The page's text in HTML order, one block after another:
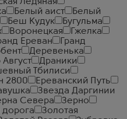
Белый аист
Белый
Беш Кудук
Бугульма
Воронецкая
Гжелка
Ереван
Гранд
Деревенька
Драники
Тбилиси
2800
Ереванский Путь
Звезда Даргинии
Севера
Зерно
дорога
Золотая